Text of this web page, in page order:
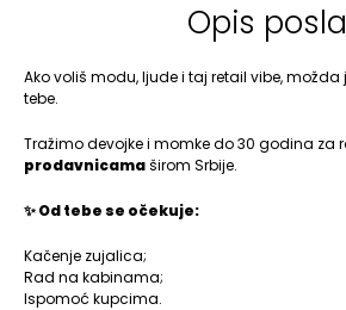
Opis posla
Ako voliš modu, ljude i taj retail vibe, možda
tebe.
Tražimo devojke i momke do 30 godina za
prodavnicamaširom Srbije.
✨ Od tebe se očekuje:
Kačenje zujalica;
Rad na kabinama;
Ispomoć kupcima.